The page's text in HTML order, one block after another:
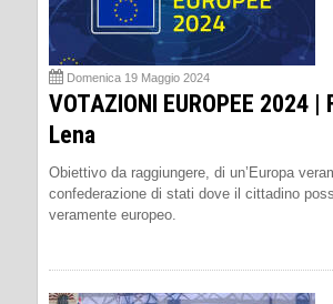
Domenica 19 Maggio 2024
VOTAZIONI EUROPEE 2024
Lena
Obiettivo da raggiungere, di un’Europa
confederazione di stati dove il cittadino
veramente europeo.